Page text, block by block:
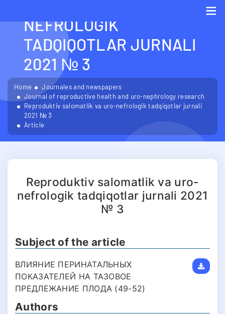
NEFROLOGIK
TADQIQOTLAR JURNALI
2021 № 3
Home
Journales and newspapers
Journal of reproductive health and uro-nephrology research
Reproduktiv salomatlik va uro-nefrologik tadqiqotlar jurnali
2021 № 3
Article
Reproduktiv salomatlik va uro-
nefrologik tadqiqotlar jurnali 2021
№ 3
Subject of the article
ВЛИЯНИЕ ПЕРИНАТАЛЬНЫХ
ПОКАЗАТЕЛЕЙ НА ТАЗОВОЕ
ПРЕДЛЕЖАНИЕ ПЛОДА (49-52)
Authors